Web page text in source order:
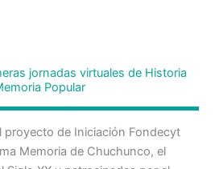
jornadas virtuales de Historia
Popular
de Iniciación Fondecyt
Memoria de Chuchunco, el